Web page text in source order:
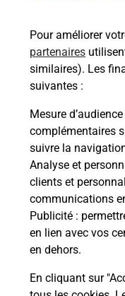
Pour améliorer
partenaires
similaires). Les
suivantes :
Mesure d’audience
complémentaires
suivre la
Analyse et
clients et
communications
Publicité :
en lien avec vos
en dehors.
En cliquant sur
Malin !
La Poste
en ligne
Ouvert
En savoir plus